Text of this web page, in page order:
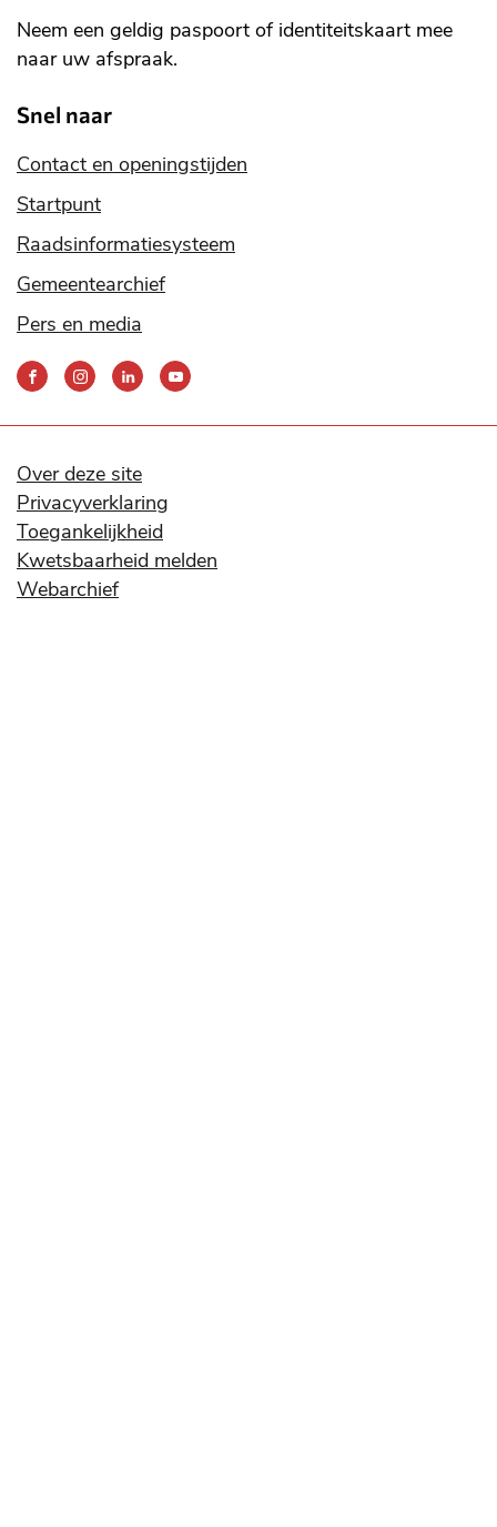
Neem een geldig paspoort of identiteitskaart mee
naar uw afspraak.
Snel naar
Contact en openingstijden
Startpunt
Raadsinformatiesysteem
Gemeentearchief
Pers en media
Bereik
ons
social
media
kanalen
Over deze site
Privacyverklaring
Toegankelijkheid
Kwetsbaarheid melden
Webarchief